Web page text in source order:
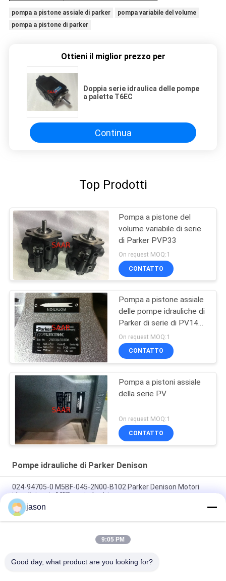
pompa a pistone assiale di parker
pompa variabile del volume
pompa a pistone di parker
Ottieni il miglior prezzo per
Doppia serie idraulica delle pompe
a palette T6EC
Continua
Top Prodotti
Pompa a pistone del
volume variabile di serie
di Parker PVP33
On request MOQ:1
CONTATTO
Pompa a pistone assiale
delle pompe idrauliche di
Parker di serie di PV140
PV180 a disposizione
On request MOQ:1
CONTATTO
Pompa a pistoni assiale
della serie PV
On request MOQ:1
CONTATTO
Pompe idrauliche di Parker Denison
024-94705-0 M5BF-045-2N00-B102 Parker Denison Motori
idraulici serie M5B per industria
024-49695-0 T6DCCM-B28-B10-B03-1R00-B100 Parker
Denison Triple Vane Pump
024-91069-0 T7DDBS-B42-B28-B14-2L00-A100 Parker
jason
9:05 PM
Good day, what product are you looking for?